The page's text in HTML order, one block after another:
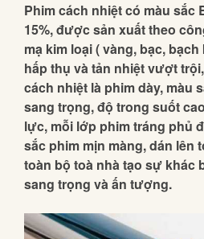
Phim cách nhiệt có màu sắc
15%, được sản xuất theo
mạ kim loại ( vàng, bạc,
hấp thụ và tản nhiệt vượt
cách nhiệt là phim dày, màu
sang trọng, độ trong suốt
lực, mỗi lớp phim tráng phủ
sắc phim mịn màng, dán lên
toàn bộ toà nhà tạo sự khác
sang trọng và ấn tượng.